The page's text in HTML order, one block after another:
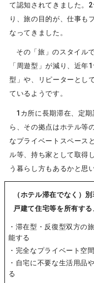
て認知されてきました。
り、旅の目的が、仕事も
なってきました。
その「旅」のスタイル
「周遊型」が減り、近年
型」や、リピーターとし
ているようです。
1カ所に長期滞在、定
ら、その拠点はホテル等
なプライベートスペース
ル等、持ち家として取得
う暮らし方もあるかと思
（ホテル滞在でなく）
戸建て住宅等を所有す
・滞在型・反復型双方の
能する
・完全なプライベート空
・自宅に不要な生活用品
る